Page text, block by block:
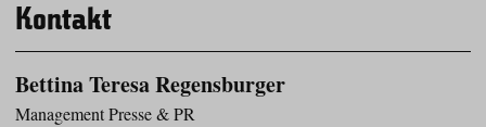
Kontakt
Bettina Teresa Regensburger
Management Presse & PR